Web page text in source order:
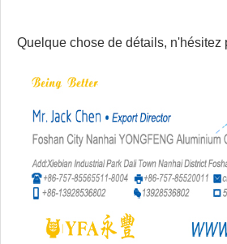
Quelque chose de détails, n'hésitez